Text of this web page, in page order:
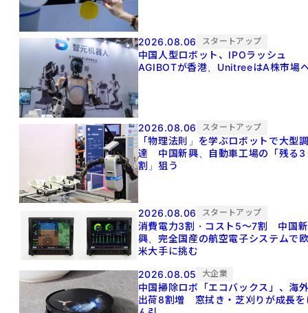
2026.08.06 スタートアップ
中国人型ロボット、IPOラッシュ
AGIBOTが香港、UnitreeはA株市場
2026.08.06 スタートアップ
「物理法則」を学ぶロボットで大型
達 中国新興、自動車工場の「残る3
割」狙う
2026.08.06 スタートアップ
消費電力3割・コスト5〜7割 中国新
興、完全国産の航空電子システムで
米大手に挑む
2026.08.05
大企業
中国掃除ロボ「エコバックス」、海
出荷8割増 窓拭き・芝刈りが成長を